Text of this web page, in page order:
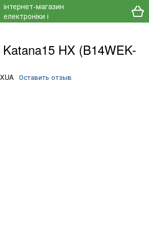
HX (B14WEK-
Оставить отзыв